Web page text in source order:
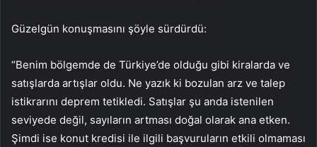
Güzelgün konuşmasını şöyle sürdürdü:
“Benim bölgemde de Türkiye’de olduğu gibi kiralarda ve
satışlarda artışlar oldu. Ne yazık ki bozulan arz ve talep
istikrarını deprem tetikledi. Satışlar şu anda istenilen
seviyede değil, sayıların artması doğal olarak ana etken.
Şimdi ise konut kredisi ile ilgili başvuruların etkili olmaması